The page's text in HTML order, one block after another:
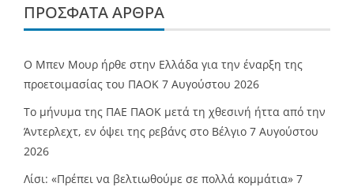
ΠΡΌΣΦΑΤΑ ΆΡΘΡΑ
O Mπεν Μουρ ήρθε στην Ελλάδα για την έναρξη της
προετοιμασίας του ΠΑΟΚ 7 Αυγούστου 2026
Το μήνυμα της ΠΑΕ ΠΑΟΚ μετά τη χθεσινή ήττα από την
Άντερλεχτ, εν όψει της ρεβάνς στο Βέλγιο 7 Αυγούστου
2026
Λίσι: «Πρέπει να βελτιωθούμε σε πολλά κομμάτια» 7